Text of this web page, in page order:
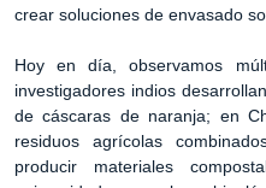
crear soluciones de envasado
Hoy en día, observamos
investigadores indios
de cáscaras de naranja; en
residuos agrícolas
producir materiales